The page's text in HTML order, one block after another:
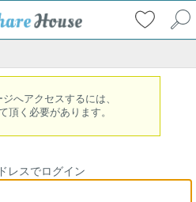
へアクセスするには、
頂く必要があります。
レスでログイン